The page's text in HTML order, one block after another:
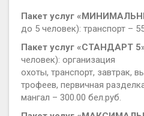
Пакет услуг
до 5 человек): транспорт –
Пакет услуг «СТАНДАРТ
человек): организация
охоты, транспорт, завтрак,
трофеев, первичная
мангал – 300.00 бел.руб.